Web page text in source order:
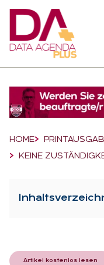
Breadcrumb-
HOME
KEINE
Artikel kostenlos lesen